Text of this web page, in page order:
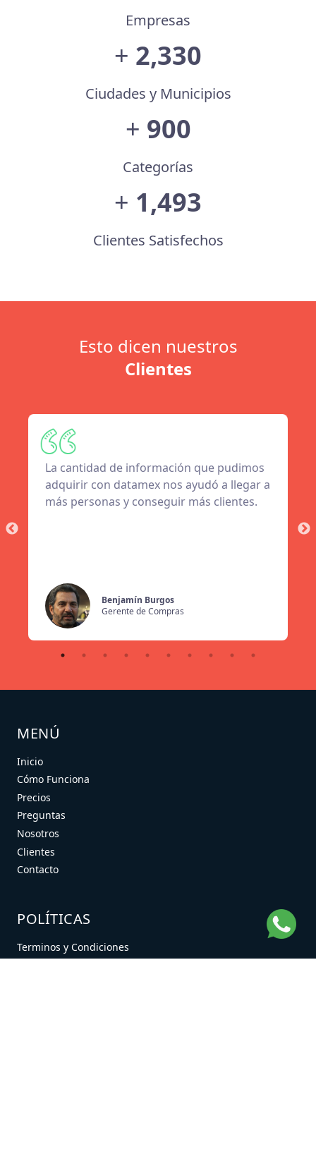
Empresas
+ 2,330
Ciudades y Municipios
+ 900
Categorías
+ 1,497
Clientes Satisfechos
Esto dicen nuestros
Clientes
La cantidad de información que pudimos
adquirir con datamex nos ayudó a llegar a
más personas y conseguir más clientes.
Benjamín Burgos
Gerente de Compras
MENÚ
Inicio
Cómo Funciona
Precios
Preguntas
Nosotros
Clientes
Contacto
POLÍTICAS
Terminos y Condiciones